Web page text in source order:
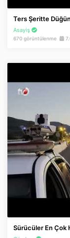
Ters Şeritte
Asayiş
670 görüntülenme
Sürücüler En Çok